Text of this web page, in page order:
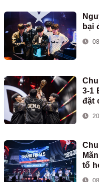
bại
3-1
đặt
sự
tổ